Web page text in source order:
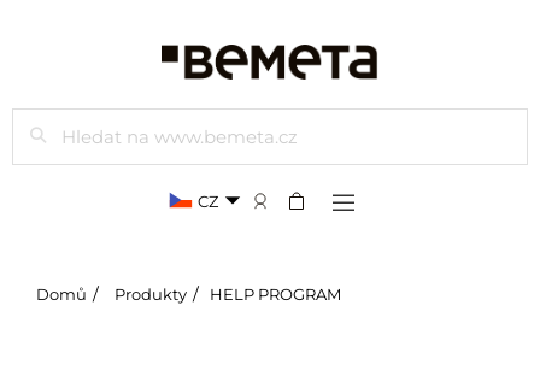
Hledat
CZ
Domů Produkty HELP PROGRAM